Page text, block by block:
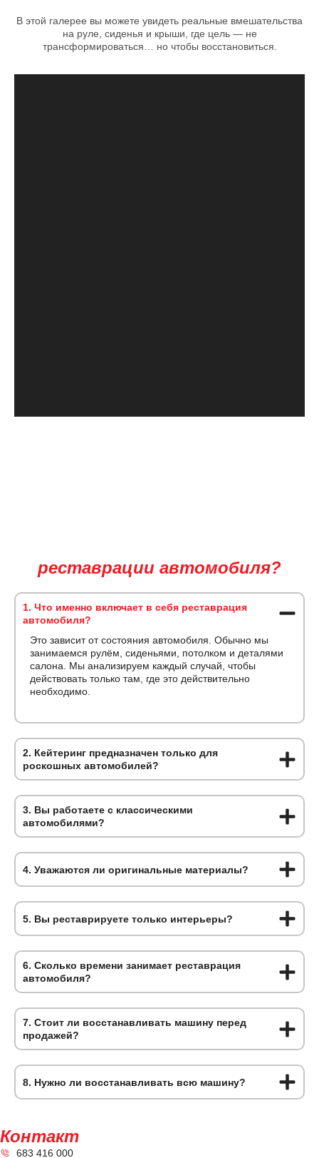
В этой галерее вы можете увидеть реальные вмешательства
на руле, сиденья и крыши, где цель — не
трансформироваться… но чтобы восстановиться.
реставрации автомобиля?
1. Что именно включает в себя реставрация
автомобиля?
Это зависит от состояния автомобиля. Обычно мы
занимаемся рулём, сиденьями, потолком и деталями
салона. Мы анализируем каждый случай, чтобы
действовать только там, где это действительно
необходимо.
2. Кейтеринг предназначен только для
роскошных автомобилей?
3. Вы работаете с классическими
автомобилями?
4. Уважаются ли оригинальные материалы?
5. Вы реставрируете только интерьеры?
6. Сколько времени занимает реставрация
автомобиля?
7. Стоит ли восстанавливать машину перед
продажей?
8. Нужно ли восстанавливать всю машину?
Контакт
683 416 000